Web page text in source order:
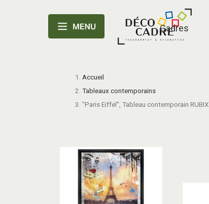
Cadres
Accueil
Tableaux contemporains
"Paris Eiffel", Tableau contemporain RUBIX